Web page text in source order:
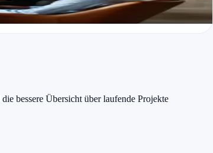
Check-ins helfen, Missverständnisse zu
bessere Übersicht über laufende Projekte